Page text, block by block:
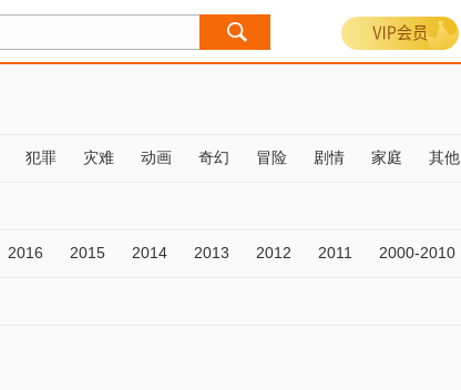
犯罪 灾难 动画 奇幻 冒险 剧情 家庭 其他
2016 2015 2014 2013 2012 2011 2000-2010